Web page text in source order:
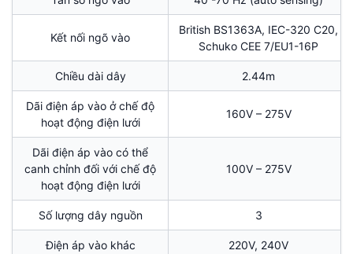
Kết nối ngõ vào
British BS1363A, IEC-320 C20,
Schuko CEE 7/EU1-16P
Chiều dài dây 2.44m
Dãi điện áp vào ở chế độ
hoạt động điện lưới
160V – 275V
Dãi điện áp vào có thể
canh chỉnh đối với chế độ
hoạt động điện lưới
100V – 275V
Số lượng dây nguồn 3
Điện áp vào khác 220V, 240V